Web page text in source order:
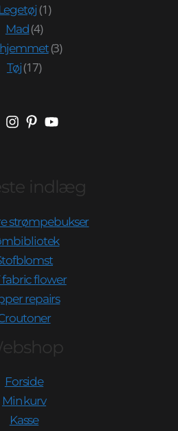
Legetøj (1)
Mad(4)
(3)
Tøj(17)
indlæg
strømpebukser
fabric flower
repairs
Forside
Min kurv
Kasse